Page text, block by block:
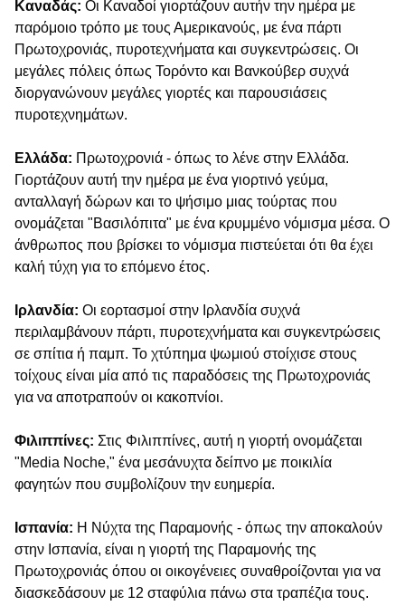
Καναδάς: Οι Καναδοί γιορτάζουν αυτήν την ημέρα με
παρόμοιο τρόπο με τους Αμερικανούς, με ένα πάρτι
Πρωτοχρονιάς, πυροτεχνήματα και συγκεντρώσεις. Οι
μεγάλες πόλεις όπως Τορόντο και Βανκούβερ συχνά
διοργανώνουν μεγάλες γιορτές και παρουσιάσεις
πυροτεχνημάτων.
Ελλάδα: Πρωτοχρονιά - όπως το λένε στην Ελλάδα.
Γιορτάζουν αυτή την ημέρα με ένα γιορτινό γεύμα,
ανταλλαγή δώρων και το ψήσιμο μιας τούρτας που
ονομάζεται "Βασιλόπιτα" με ένα κρυμμένο νόμισμα μέσα. Ο
άνθρωπος που βρίσκει το νόμισμα πιστεύεται ότι θα έχει
καλή τύχη για το επόμενο έτος.
Ιρλανδία: Οι εορτασμοί στην Ιρλανδία συχνά
περιλαμβάνουν πάρτι, πυροτεχνήματα και συγκεντρώσεις
σε σπίτια ή παμπ. Το χτύπημα ψωμιού στοίχισε στους
τοίχους είναι μία από τις παραδόσεις της Πρωτοχρονιάς
για να αποτραπούν οι κακοπνίοι.
Φιλιππίνες: Στις Φιλιππίνες, αυτή η γιορτή ονομάζεται
"Media Noche," ένα μεσάνυχτα δείπνο με ποικιλία
φαγητών που συμβολίζουν την ευημερία.
Ισπανία: Η Νύχτα της Παραμονής - όπως την αποκαλούν
στην Ισπανία, είναι η γιορτή της Παραμονής της
Πρωτοχρονιάς όπου οι οικογένειες συναθροίζονται για να
διασκεδάσουν με 12 σταφύλια πάνω στα τραπέζια τους.